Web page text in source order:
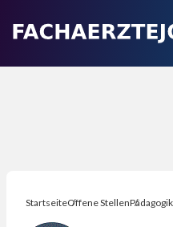
StartseiteOffene StellenPädagogik